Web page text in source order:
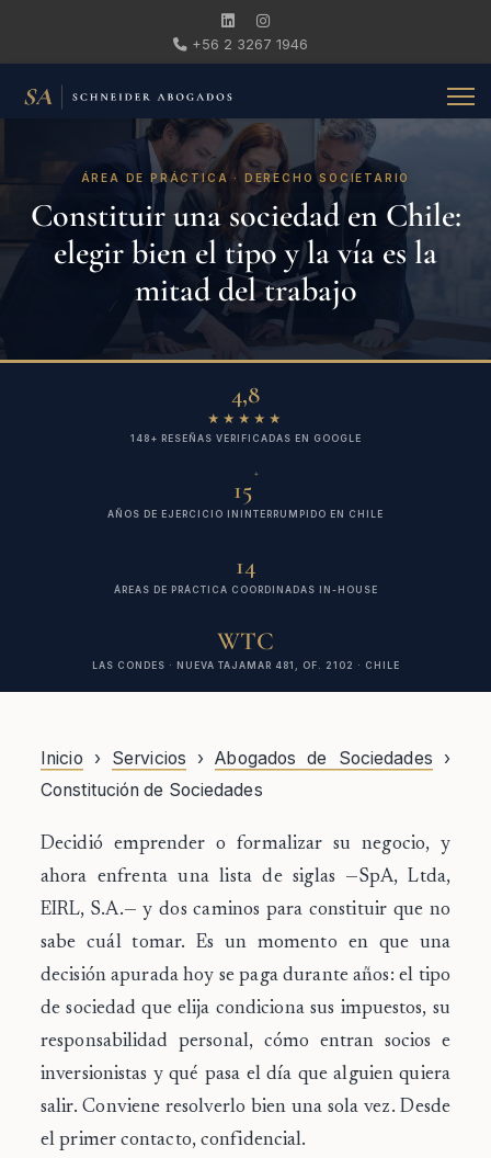
+56 2 3267 1946
ÁREA DE PRÁCTICA · DERECHO SOCIETARIO
Constituir una sociedad en Chile:
elegir bien el tipo y la vía es la
mitad del trabajo
4,8
★★★★★
148+ RESEÑAS VERIFICADAS EN GOOGLE
15
+
AÑOS DE EJERCICIO ININTERRUMPIDO EN CHILE
14
ÁREAS DE PRÁCTICA COORDINADAS IN-HOUSE
WTC
LAS CONDES · NUEVA TAJAMAR 481, OF. 2102 · CHILE
Inicio › Servicios ›Abogados de Sociedades ›
Constitución de Sociedades
Decidió emprender o formalizar su negocio, y
ahora enfrenta una lista de siglas —SpA, Ltda,
EIRL, S.A.— y dos caminos para constituir que no
sabe cuál tomar. Es un momento en que una
decisión apurada hoy se paga durante años: el tipo
de sociedad que elija condiciona sus impuestos, su
responsabilidad personal, cómo entran socios e
inversionistas y qué pasa el día que alguien quiera
salir. Conviene resolverlo bien una sola vez. Desde
el primer contacto, confidencial.